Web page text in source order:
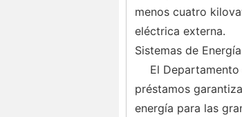
menos cuatro
eléctrica externa.
Sistemas de
El
préstamos
energía para las